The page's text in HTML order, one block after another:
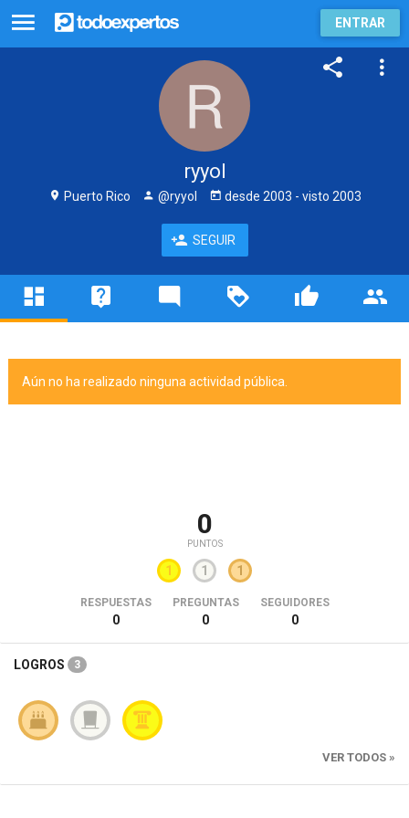
ENTRAR
ryyol
Puerto Rico @ryyol desde 2003 - visto 2003
SEGUIR
Aún no ha realizado ninguna actividad pública.
0
PUNTOS
1 1 1
RESPUESTAS
0
PREGUNTAS
0
SEGUIDORES
0
LOGROS 3
VER TODOS »